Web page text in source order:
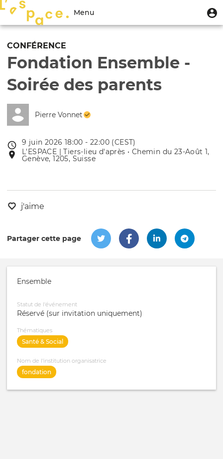
contenu
Menu
du
compte
de
l'utilisateur
Menu
Toggle
CONFÉRENCE
Fondation Ensemble -
Soirée des parents
Pierre Vonnet
Date
de
l'évênement
9 juin 2026 18:00 - 22:00 (CEST)
Lieu
de
L'ESPACE | Tiers-lieu d'après • Chemin du 23-Août 1,
Genève, 1205, Suisse
j'aime
Partager cette page
Ensemble
Statut de l'événement
Réservé (sur invitation uniquement)
Thématiques
Santé & Social
Nom de l'institution organisatrice
fondation